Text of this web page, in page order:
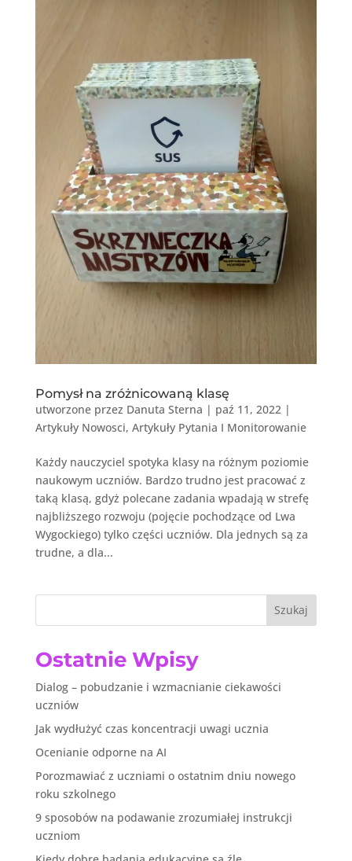
Pomysł na zróżnicowaną klasę
utworzone przez Danuta Sterna | paź 11, 2022 |
Artykuły Nowosci, Artykuły Pytania I Monitorowanie
Każdy nauczyciel spotyka klasy na różnym poziomie
naukowym uczniów. Bardzo trudno jest pracować z
taką klasą, gdyż polecane zadania wpadają w strefę
najbliższego rozwoju (pojęcie pochodzące od Lwa
Wygockiego) tylko części uczniów. Dla jednych są za
trudne, a dla...
Szukaj
Ostatnie Wpisy
Dialog – pobudzanie i wzmacnianie ciekawości
uczniów
Jak wydłużyć czas koncentracji uwagi ucznia
Ocenianie odporne na AI
Porozmawiać z uczniami o ostatnim dniu nowego
roku szkolnego
9 sposobów na podawanie zrozumiałej instrukcji
uczniom